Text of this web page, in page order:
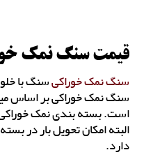
قیمت سنگ نمک
سنگ نمک خوراکی
سنگ نمک خوراکی بر اساس
دارد.